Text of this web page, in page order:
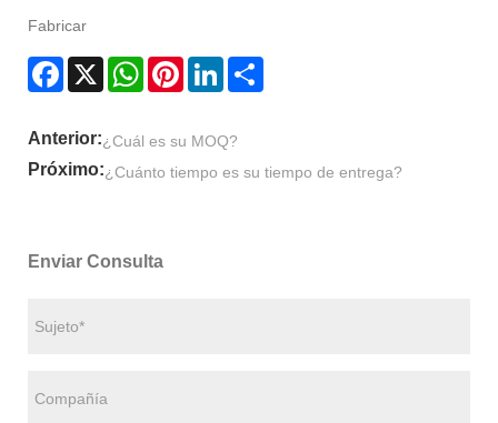
Fabricar
Facebook
X WhatsAppPinterestLinkedIn
Anterior:¿Cuál es su MOQ?
Próximo:¿Cuánto tiempo es su tiempo de entrega?
Enviar Consulta